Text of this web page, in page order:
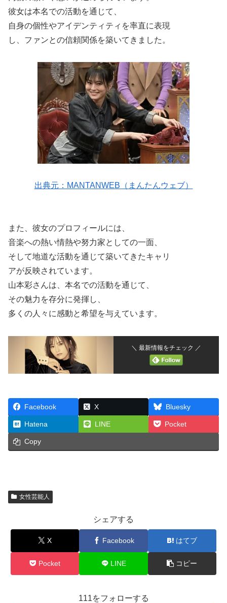
彼女は本名での活動を通じて、
自身の個性やアイデンティティを率直に表現
し、ファンとの信頼関係を築いてきました。
出典元：MANTANWEB（まんたんウェブ）
また、彼女のプロフィールには、
音楽への熱い情熱や努力家としての一面、
そして地道な活動を通じて築いてきたキャリ
アが反映されています。
山本彩さんは、本名での活動を通じて、
その魅力を存分に発揮し、
多くの人々に感動と希望を与えています。
＼ 最新情報をチェック ／
Facebook X Bluesky
Hatena LINE Pocket
Copy
女性芸能人
シェアする
X Facebook はてブ
Pocket LINE コピー
111をフォローする